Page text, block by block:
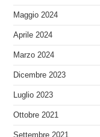
Maggio 2024
Aprile 2024
Marzo 2024
Dicembre 2023
Luglio 2023
Ottobre 2021
Settembre 2021